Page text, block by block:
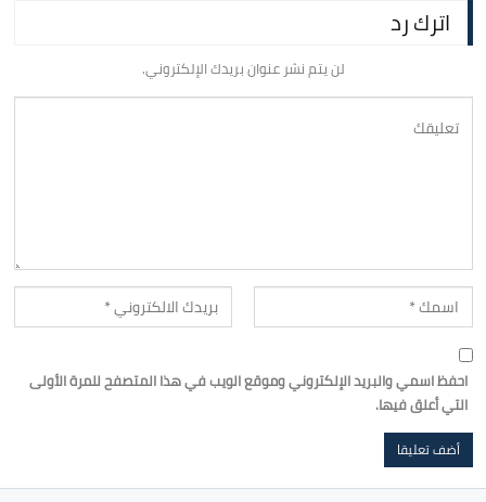
اترك رد
لن يتم نشر عنوان بريدك الإلكتروني.
احفظ اسمي والبريد الإلكتروني وموقع الويب في هذا المتصفح للمرة الأولى
التي أعلق فيها.